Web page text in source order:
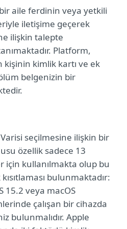
aile ferdinin veya yetkili
iletişime geçerek
ilişkin talepte
Platform,
kimlik kartı ve ek
belgenizin bir
seçilmesine ilişkin bir
özellik sadece 13
için kullanılmakta olup bu
bulunmaktadır:
15.2 veya macOS
çalışan bir cihazda
bulunmalıdır. Apple